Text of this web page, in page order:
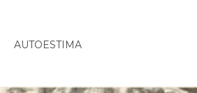
AUTOESTIMA